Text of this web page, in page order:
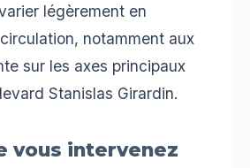
légèrement en
notamment aux
sur les axes principaux
Stanislas Girardin.
vous intervenez